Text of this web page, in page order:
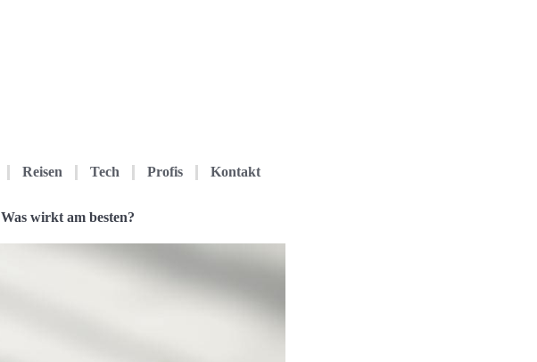
Reisen Tech Profis Kontakt
wirkt am besten?